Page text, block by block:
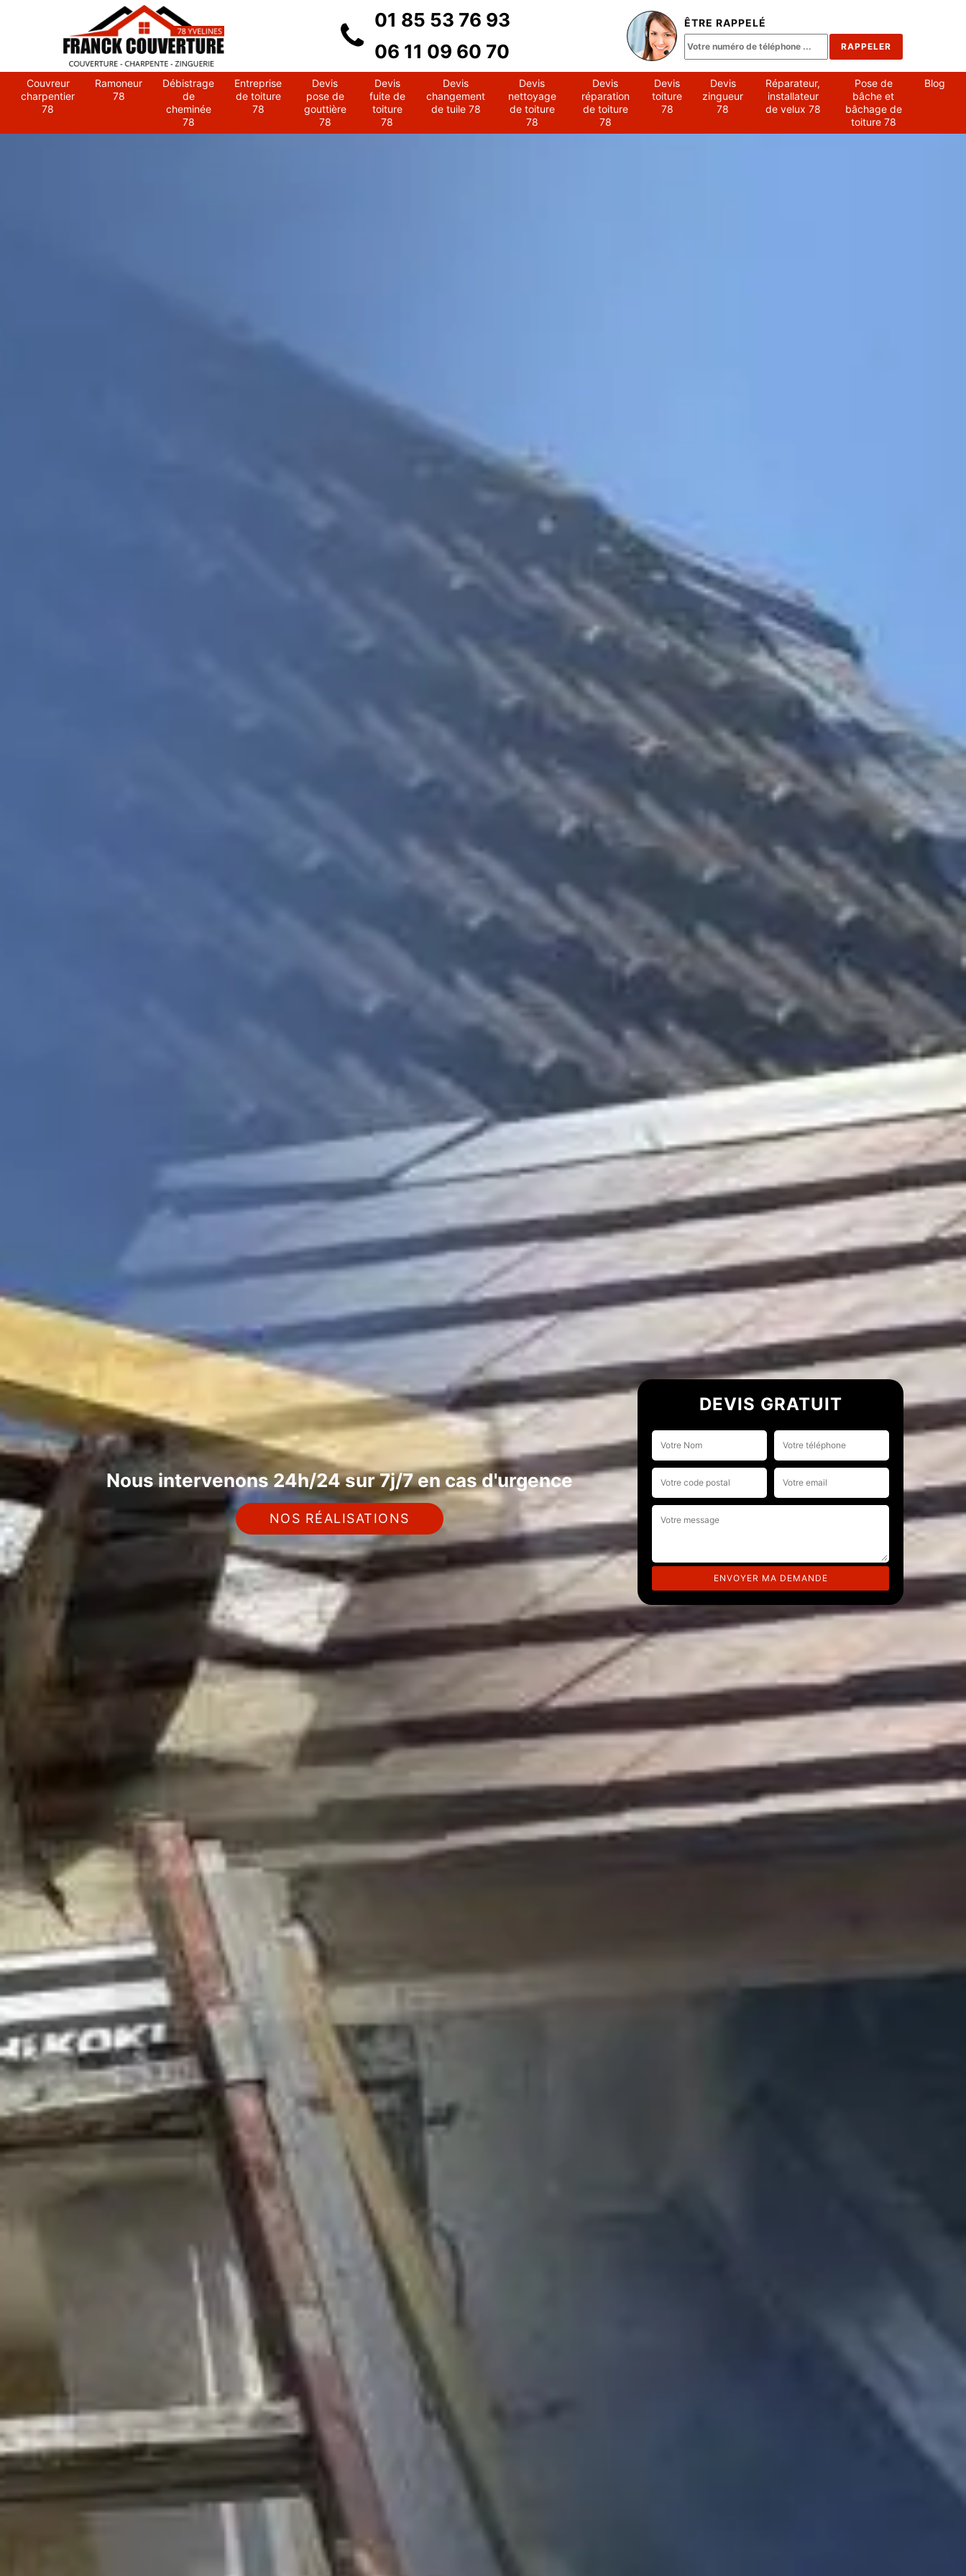
01 85 53 76 93
06 11 09 60 70
ÊTRE RAPPELÉ
Couvreur
charpentier
78
Ramoneur
78
Débistrage
de
cheminée
78
Entreprise
de toiture
78
Devis
pose de
gouttière
78
Devis
fuite de
toiture
78
Devis
changement
de tuile 78
Devis
nettoyage
de toiture
78
Devis
réparation
de toiture
78
Devis
toiture
78
Devis
zingueur
78
Réparateur,
installateur
de velux 78
Pose de
bâche et
bâchage de
toiture 78
Blog
Nous intervenons 24h/24 sur 7j/7 en cas d'urgence
NOS RÉALISATIONS
DEVIS GRATUIT